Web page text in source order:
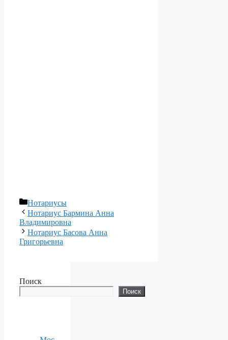
Рубрики
Нотариусы
Нотариус Бармина Анна
Владимировна
Нотариус Басова Анна
Григорьевна
Поиск
Поиск